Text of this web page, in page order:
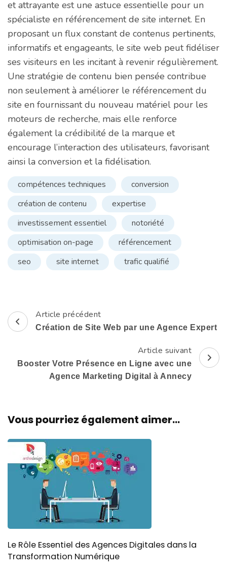
et attrayante est une astuce essentielle pour un
spécialiste en référencement de site internet. En
proposant un flux constant de contenus pertinents,
informatifs et engageants, le site web peut fidéliser
ses visiteurs en les incitant à revenir régulièrement.
Une stratégie de contenu bien pensée contribue
non seulement à améliorer le référencement du
site en fournissant du nouveau matériel pour les
moteurs de recherche, mais elle renforce
également la crédibilité de la marque et
encourage l’interaction des utilisateurs, favorisant
ainsi la conversion et la fidélisation.
compétences techniques
conversion
création de contenu
expertise
investissement essentiel
notoriété
optimisation on-page
référencement
seo
site internet trafic qualifié
Navigation
Article précédent
Création de Site Web par une Agence Expert
Article suivant
Booster Votre Présence en Ligne avec une
Agence Marketing Digital à Annecy
Vous pourriez également aimer...
Le Rôle Essentiel des Agences Digitales dans la
Transformation Numérique